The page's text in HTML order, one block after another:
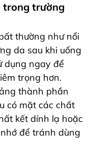
trong trường
thường như nổi
da sau khi uống
dụng ngay để
trọng hơn.
thành phần
có mặt các chất
kết dính lạ hoặc
để tránh dùng